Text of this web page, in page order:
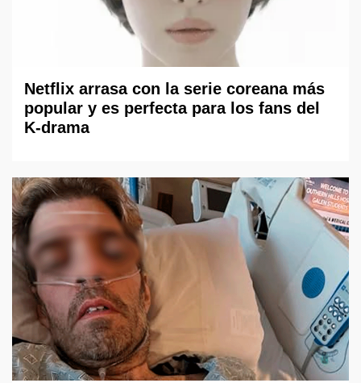
Netflix arrasa con la serie coreana más
popular y es perfecta para los fans del
K-drama